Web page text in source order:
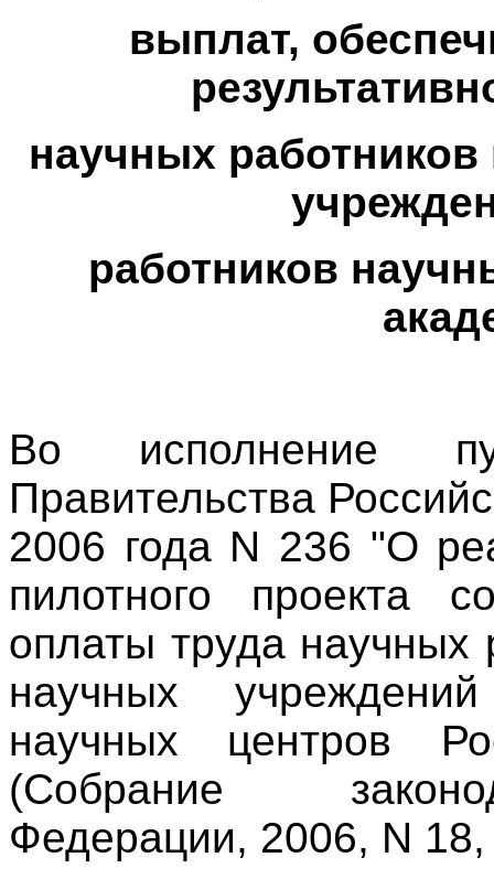
выплат,
научных
работников
Во исполнение
Правительства
2006 года N 236 "О
пилотного проекта
оплаты труда научных
научных
научных центров
(Собрание
Федерации, 2006, N 18,